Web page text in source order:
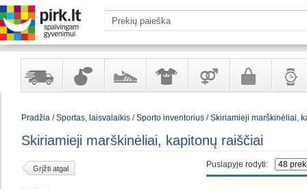
Yra
Kvepalai
kosmetika
AvalynėApranga
aksesuarai
Prekės
Galanterija
Pradžia/Sportas, laisvalaikis/Sporto inventorius/Skiriamieji marškinėliai,
Skiriamieji marškinėliai, kapitonų raiščiai
Puslapyje rodyti:
Grįžti atgal